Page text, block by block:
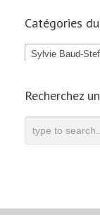
Catégories
Sylvie Baud-
Recherchez